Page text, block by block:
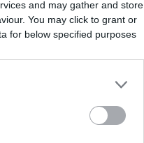
and may gather and store
You may click to grant or
for below specified purposes